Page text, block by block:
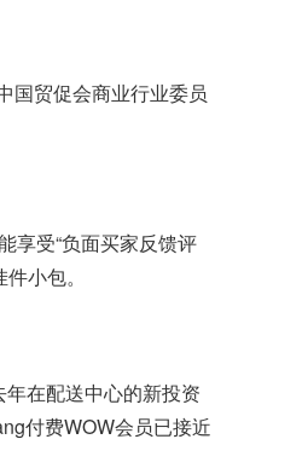
国贸促会商业行业委员
享受“负面买家反馈评
小包。
在配送中心的新投资
付费WOW会员已接近